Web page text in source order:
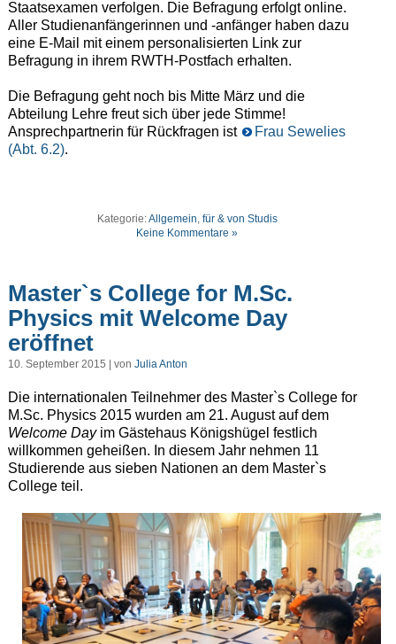
Staatsexamen verfolgen. Die Befragung erfolgt online.
Aller Studienanfängerinnen und -anfänger haben dazu
eine E-Mail mit einem personalisierten Link zur
Befragung in ihrem RWTH-Postfach erhalten.
Die Befragung geht noch bis Mitte März und die
Abteilung Lehre freut sich über jede Stimme!
Ansprechpartnerin für Rückfragen ist
Frau Sewelies
(Abt. 6.2).
Kategorie:Allgemein, für & von Studis
Keine Kommentare »
Master`s College for M.Sc.
Physics mit Welcome Day
eröffnet
10. September 2015 | von Julia Anton
Die internationalen Teilnehmer des Master`s College for
M.Sc. Physics 2015 wurden am 21. August auf dem
Welcome Dayim Gästehaus Königshügel festlich
willkommen geheißen. In diesem Jahr nehmen 11
Studierende aus sieben Nationen an dem Master`s
College teil.